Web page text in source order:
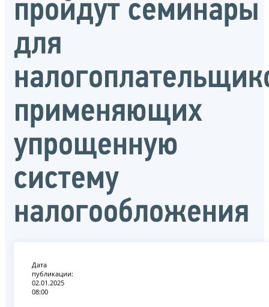
пройдут семинары
для
применяющих
упрощенную
систему
налогообложения
Дата
публикации:
02.01.2025
08:00